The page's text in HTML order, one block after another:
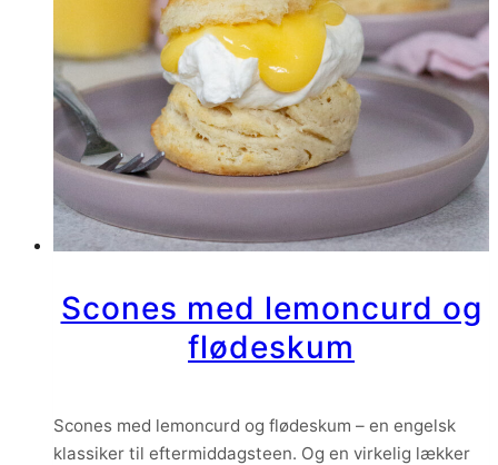
Scones med lemoncurd og
flødeskum
Scones med lemoncurd og flødeskum – en engelsk
klassiker til eftermiddagsteen. Og en virkelig lækker